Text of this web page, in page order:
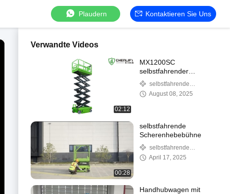
Plaudern Kontaktieren Sie Uns
Verwandte Videos
02:12
MX1200SC
selbstfahrender
Schereliften für
Luftarbeit CHENLIFT
selbstfahrende
Scherenhebebühne
August 08, 2025
00:28
selbstfahrende
Scherenhebebühne
selbstfahrende
Scherenhebebühne
April 17, 2025
Handhubwagen mit